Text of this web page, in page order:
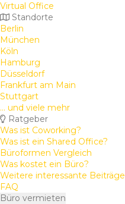
Virtual Office
Standorte
Berlin
München
Köln
Hamburg
Düsseldorf
Frankfurt am Main
Stuttgart
... und viele mehr
Ratgeber
Was ist Coworking?
Was ist ein Shared Office?
Büroformen Vergleich
Was kostet ein Büro?
Weitere interessante Beiträge
FAQ
Büro vermieten